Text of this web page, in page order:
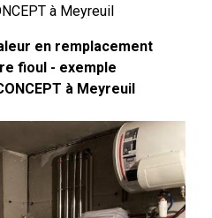
à Meyreuil
en remplacement
fioul - exemple
à Meyreuil